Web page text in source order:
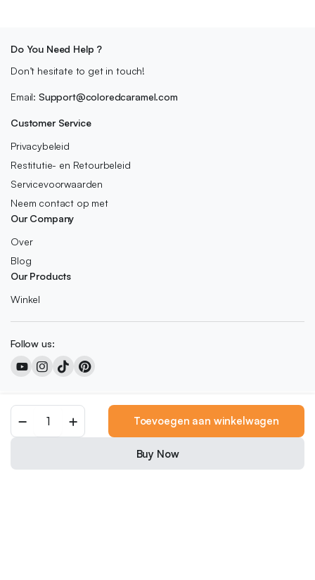
Toevoegen aan winkelwagen
Buy Now
Do You Need Help ?
Don’t hesitate to get in touch!
Email: Support@coloredcaramel.com
Customer Service
Privacybeleid
Restitutie- en Retourbeleid
Servicevoorwaarden
Neem contact op met
Our Company
Over
Blog
Our Products
Winkel
Follow us:
Copyright 2026 © Colored Caramel
We accept:
0